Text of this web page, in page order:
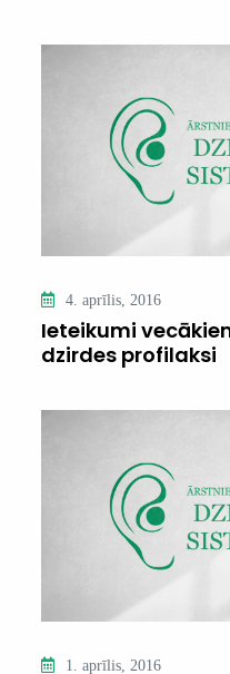
4. aprīlis, 2016
Ieteikumi
dzirdes profilaksi
1. aprīlis, 2016